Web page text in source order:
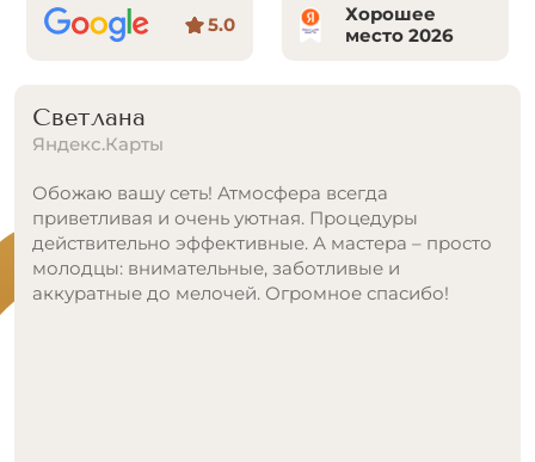
5.0
Хорошее
место 2026
Лана
Яндекс.Карты
Главный плюс для меня, отличное расположение
клиники. Да и припарковаться на соседней улице
не проблема.
Но больше всего впечатлил александритовый
лазер! Первый раз попробовала тут по акции, без